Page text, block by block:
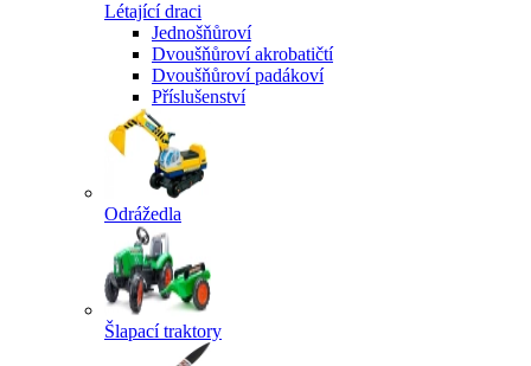
Létající draci
Jednošňůroví
Dvoušňůroví akrobatičtí
Dvoušňůroví padákoví
Příslušenství
Odrážedla
Šlapací traktory